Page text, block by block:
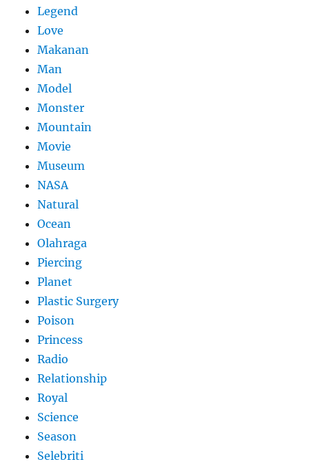
Legend
Love
Makanan
Man
Model
Monster
Mountain
Movie
Museum
NASA
Natural
Ocean
Olahraga
Piercing
Planet
Plastic Surgery
Poison
Princess
Radio
Relationship
Royal
Science
Season
Selebriti